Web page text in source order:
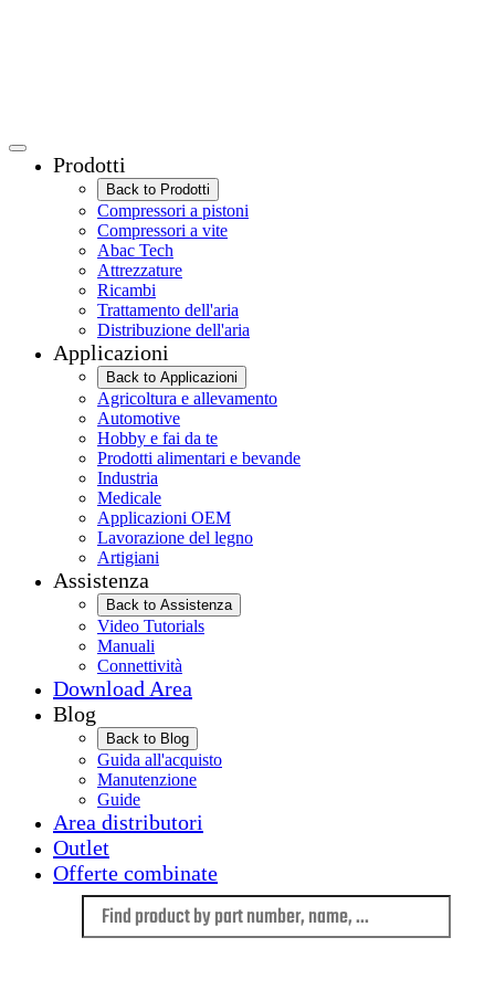
Prodotti
Back to Prodotti
Compressori a pistoni
Compressori a vite
Abac Tech
Attrezzature
Ricambi
Trattamento dell'aria
Distribuzione dell'aria
Applicazioni
Back to Applicazioni
Agricoltura e allevamento
Automotive
Hobby e fai da te
Prodotti alimentari e bevande
Industria
Medicale
Applicazioni OEM
Lavorazione del legno
Artigiani
Assistenza
Back to Assistenza
Video Tutorials
Manuali
Connettività
Download Area
Blog
Back to Blog
Guida all'acquisto
Manutenzione
Guide
Area distributori
Outlet
Offerte combinate